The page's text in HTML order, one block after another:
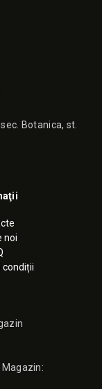
Botanica, st.
noi
condiții